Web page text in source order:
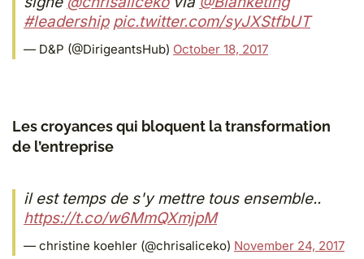
#leadership pic.twitter.com/syJXStfbUT
— D&P (@DirigeantsHub) October 18, 2017
Les croyances qui bloquent la transformation
de l’entreprise
il est temps de s'y mettre tous ensemble..
https://t.co/w6MmQXmjpM
— christine koehler (@chrisaliceko) November 24, 2017